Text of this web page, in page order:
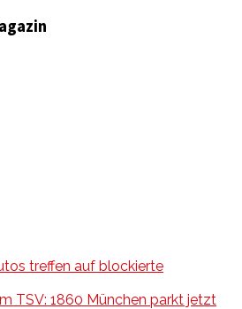
treffen auf blockierte
TSV: 1860 München parkt jetzt